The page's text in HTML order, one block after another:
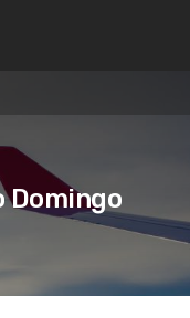
Domingo